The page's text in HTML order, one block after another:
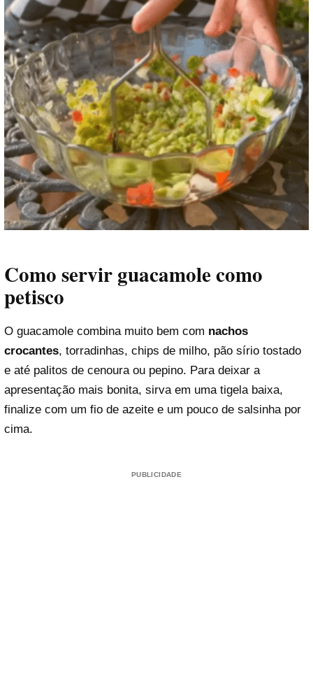
Como servir guacamole como
petisco
O guacamole combina muito bem com nachos
crocantes, torradinhas, chips de milho, pão sírio tostado
e até palitos de cenoura ou pepino. Para deixar a
apresentação mais bonita, sirva em uma tigela baixa,
finalize com um fio de azeite e um pouco de salsinha por
cima.
PUBLICIDADE